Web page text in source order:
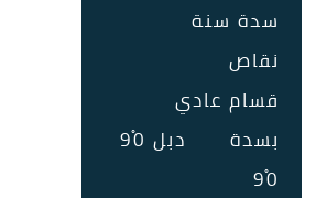
سدة سنة
نقاص
قسام عادي
بسدة
دبل 90ْ
90ْ